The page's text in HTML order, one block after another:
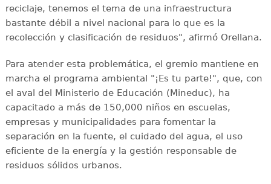
reciclaje, tenemos el tema de una infraestructura
bastante débil a nivel nacional para lo que es la
recolección y clasificación de residuos", afirmó Orellana.
Para atender esta problemática, el gremio mantiene en
marcha el programa ambiental "¡Es tu parte!", que, con
el aval del Ministerio de Educación (Mineduc), ha
capacitado a más de 150,000 niños en escuelas,
empresas y municipalidades para fomentar la
separación en la fuente, el cuidado del agua, el uso
eficiente de la energía y la gestión responsable de
residuos sólidos urbanos.